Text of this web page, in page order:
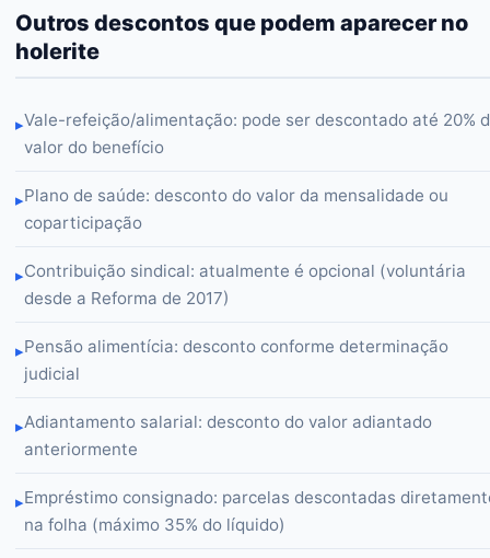
Outros descontos que podem aparecer no
holerite
▸Vale-refeição/alimentação: pode ser descontado até 20%
valor do benefício
▸Plano de saúde: desconto do valor da mensalidade ou
coparticipação
▸Contribuição sindical: atualmente é opcional (voluntária
desde a Reforma de 2017)
▸Pensão alimentícia: desconto conforme determinação
judicial
▸Adiantamento salarial: desconto do valor adiantado
anteriormente
▸Empréstimo consignado: parcelas descontadas
na folha (máximo 35% do líquido)